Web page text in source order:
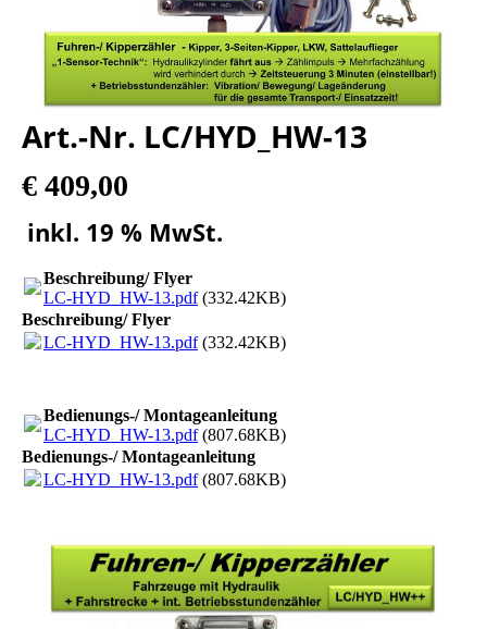
Art.-Nr. LC/HYD_HW-13
€ 409,00
inkl. 19 % MwSt.
Beschreibung/ Flyer
LC-HYD_HW-13.pdf(332.42KB)
Beschreibung/ Flyer
LC-HYD_HW-13.pdf(332.42KB)
Bedienungs-/ Montageanleitung
LC-HYD_HW-13.pdf(807.68KB)
Bedienungs-/ Montageanleitung
LC-HYD_HW-13.pdf(807.68KB)